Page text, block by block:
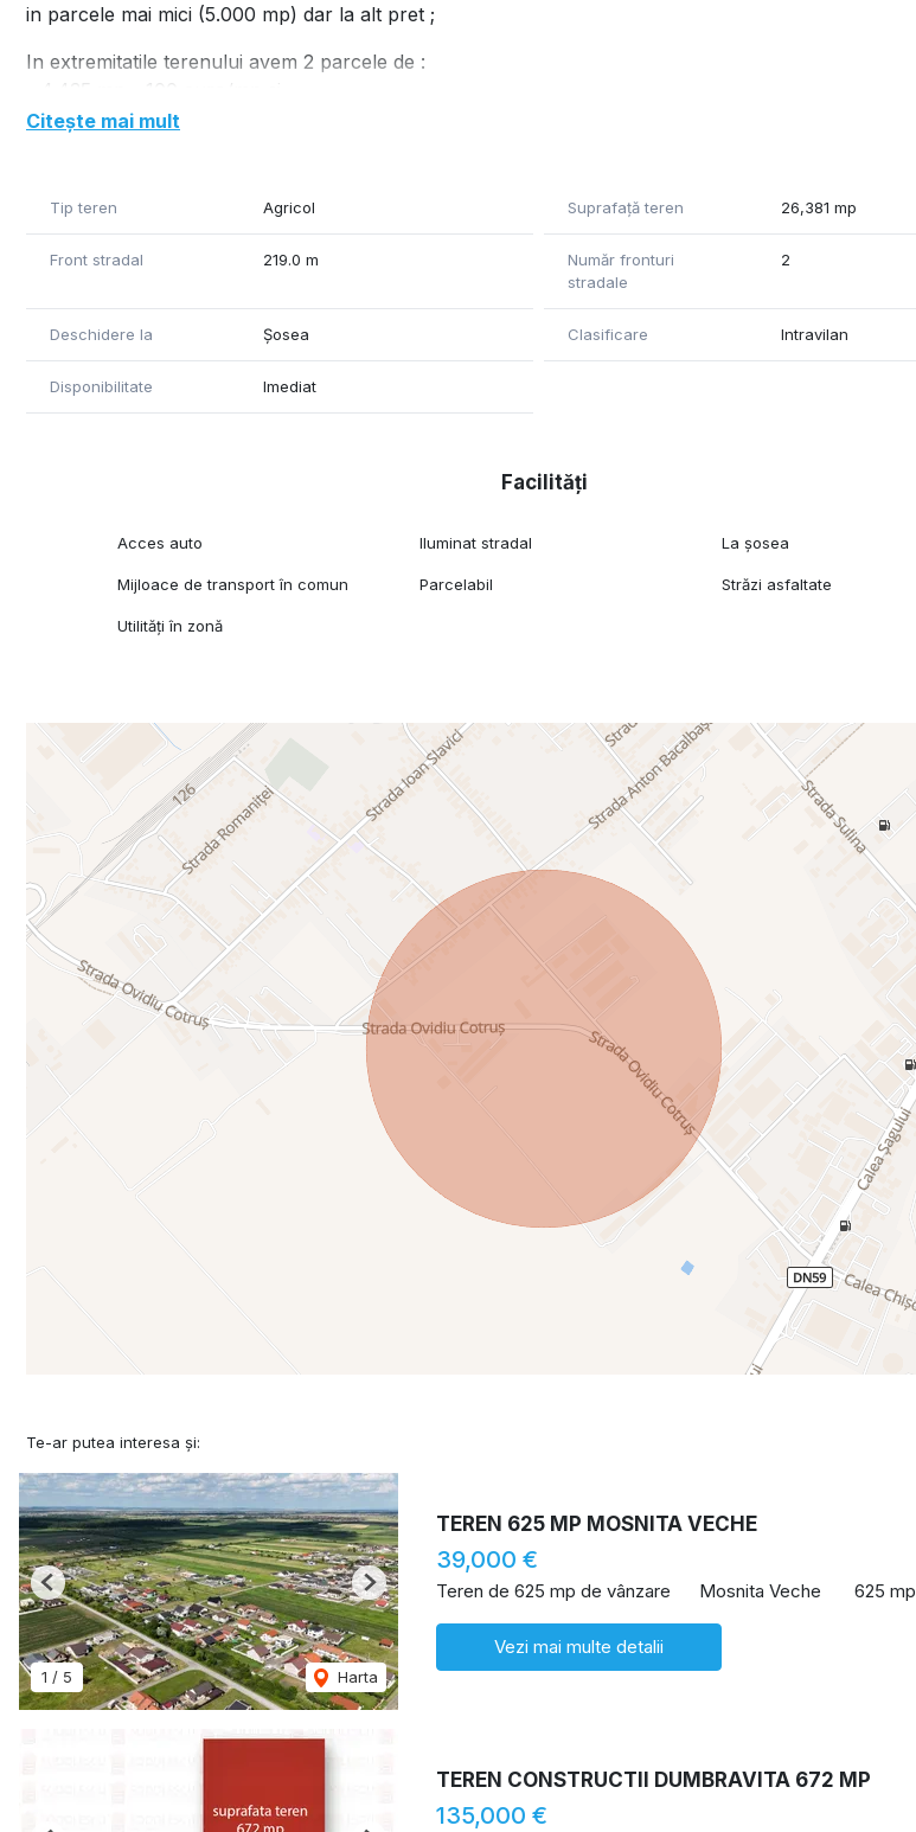
in parcele mai mici (5.000 mp) dar la alt pret ;
In extremitatile terenului avem 2 parcele de :
- 3.470 mp - 80 euro/mp
Citește mai mult
Tip teren Agricol Suprafață teren 26,381 mp
Front stradal 219.0 m
Număr fronturi
stradale
2
Deschidere la Șosea Clasificare Intravilan
Disponibilitate Imediat
Facilități
Acces auto Iluminat stradal La șosea
Mijloace de transport în comun Parcelabil Străzi asfaltate
Utilități în zonă
Te-ar putea interesa și:
1 / 5 Harta
Previous Next
TEREN 625 MP MOSNITA VECHE
39,000 €
Teren de 625 mp de vânzare Mosnita Veche 625 mp
Vezi mai multe detalii
TEREN CONSTRUCTII DUMBRAVITA 672 MP
135,000 €